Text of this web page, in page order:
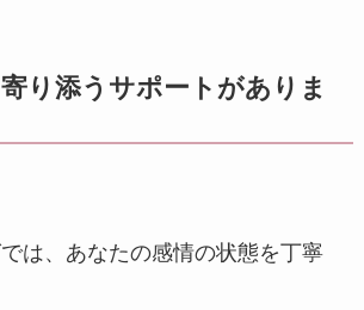
り添うサポートがありま
は、あなたの感情の状態を丁寧